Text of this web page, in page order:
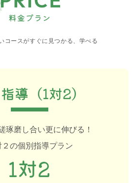
コースがすぐに見つかる、学べる
導（1対2）
琢磨し合い更に伸びる！
２の個別指導プラン
1対2